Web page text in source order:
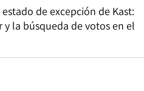
de excepción de Kast:
la búsqueda de votos en el